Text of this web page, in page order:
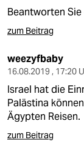
Beantworten
zum Beitrag
weezyfbaby
16.08.2019 , 17:20
Israel hat die
Palästina
Ägypten Reisen.
zum Beitrag